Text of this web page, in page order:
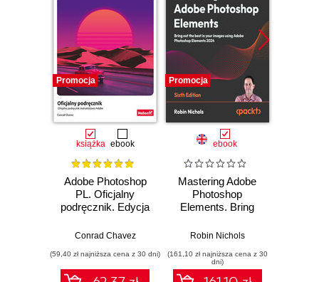
Promocja
książka ebook
Adobe Photoshop
PL. Oficjalny
podręcznik. Edycja
Conrad Chavez
(59,40 zł najniższa cena z 30 dni)
Promocja
ebook
Mastering Adobe
Photoshop
Elements. Bring
images using
Elements 2024 -
Sixth Edition
Robin Nichols
(161,10 zł najniższa cena z 30
dni)